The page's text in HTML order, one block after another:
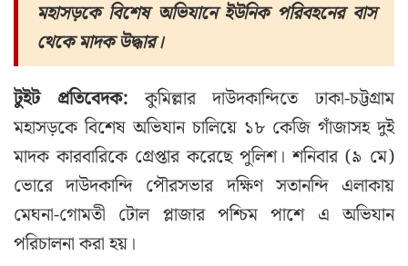
মহাসড়কে বিশেষ অভিযানে ইউনিক পরিবহনের বাস
থেকে মাদক উদ্ধার।
টুইট প্রতিবেদক:কুমিল্লার দাউদকান্দিতে ঢাকা-চট্টগ্রাম
মহাসড়কে বিশেষ অভিযান চালিয়ে ১৮ কেজি গাঁজাসহ দুই
মাদক কারবারিকে গ্রেপ্তার করেছে পুলিশ। শনিবার (৯ মে)
ভোরে দাউদকান্দি পৌরসভার দক্ষিণ সতানন্দি এলাকায়
মেঘনা-গোমতী টোল প্লাজার পশ্চিম পাশে এ অভিযান
পরিচালনা করা হয়।